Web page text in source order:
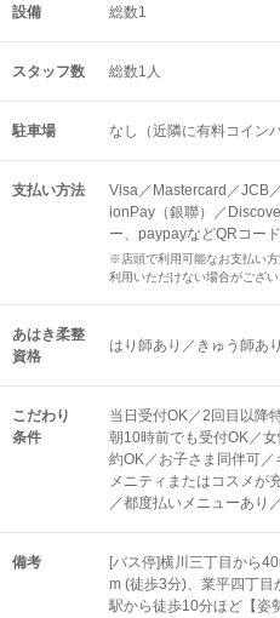
設備 総数1
スタッフ数 総数1人
駐車場 なし（近隣に有料コイン
支払い方法
Visa／Mastercard／JCB
ionPay（銀聯）／
ー、paypayなどQRコー
※店頭で利用可能なお支払い
利用いただけない場合がござい
あはき柔整
資格
はり師あり／きゅう師あ
こだわり
条件
当日受付OK／2回目以降
朝10時前でも受付OK／
約OK／お子さま同伴可
メニティまたはコスメが
／都度払いメニューあり
備考
[バス停]横川三丁目から
m (徒歩3分)、業平四丁目
駅から徒歩10分ほど【姿